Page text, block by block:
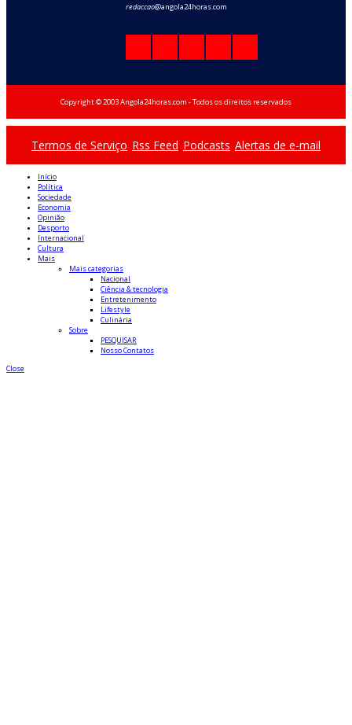
redaccao@angola24horas.com
Copyright © 2003 Angola24horas.com - Todos os direitos reservados
Termos de Serviço Rss Feed Podcasts Alertas de e-mail
Início
Política
Sociedade
Economia
Opinião
Desporto
Internacional
Cultura
Mais
Mais categorias
Nacional
Ciência & tecnologia
Entretenimento
Lifestyle
Culinária
Sobre
PESQUISAR
Nosso Contatos
Close